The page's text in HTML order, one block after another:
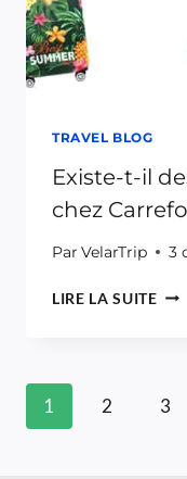
TRAVEL BLOG
Existe-t-il
chez
Par VelarTrip 3
LIRE LA SUITE
DE
Navigation
de
1 2 3